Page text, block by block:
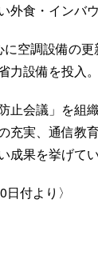
外食・インバ
に空調設備の
設備を投入。
止会議」を組
充実、通信教
果を挙げてい
付より〉